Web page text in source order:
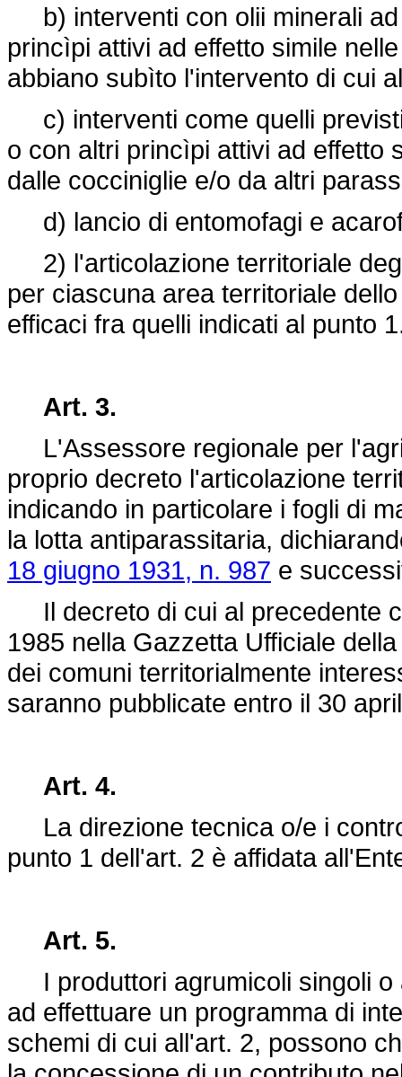
b) interventi con olii minerali ad
princìpi attivi ad effetto simile
abbiano subìto l'intervento di cui
c) interventi come quelli
o con altri princìpi attivi ad effetto
dalle cocciniglie e/o da altri
d) lancio di entomofagi e
2) l'articolazione territoriale
per ciascuna area territoriale
efficaci fra quelli indicati al punto
Art. 3.
L'Assessore regionale per
proprio decreto l'articolazione
indicando in particolare i fogli di
la lotta antiparassitaria,
18 giugno 1931, n. 987 e
Il decreto di cui al precedente
1985 nella Gazzetta Ufficiale
dei comuni territorialmente
saranno pubblicate entro il 30
Art. 4.
La direzione tecnica o/e i
punto 1 dell'art. 2 è affidata
Art. 5.
I produttori agrumicoli singoli o
ad effettuare un programma di
schemi di cui all'art. 2, possono